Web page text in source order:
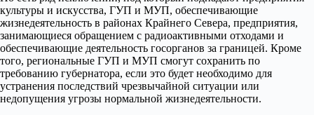
культуры и искусства, ГУП и МУП, обеспечивающие
жизнедеятельность в районах Крайнего Севера, предприятия,
занимающиеся обращением с радиоактивными отходами и
обеспечивающие деятельность госорганов за границей. Кроме
того, региональные ГУП и МУП смогут сохранить по
требованию губернатора, если это будет необходимо для
устранения последствий чрезвычайной ситуации или
недопущения угрозы нормальной жизнедеятельности.